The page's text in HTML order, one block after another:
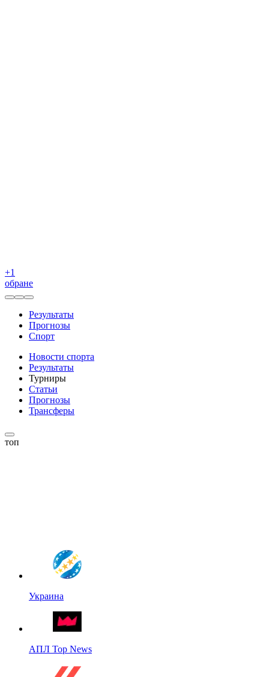
+1
обране
Результаты
Прогнозы
Спорт
Новости спорта
Результаты
Турниры
Статьи
Прогнозы
Трансферы
топ
Украина
АПЛ Top News